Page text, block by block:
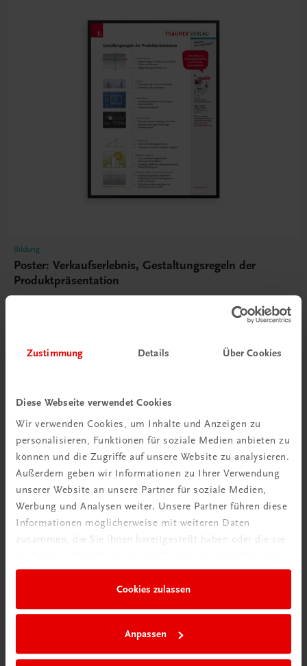
Zustimmung Details Über Cookies
Diese Webseite verwendet Cookies
Wir verwenden Cookies, um Inhalte und Anzeigen zu
personalisieren, Funktionen für soziale Medien anbieten zu
können und die Zugriffe auf unsere Website zu analysieren.
Außerdem geben wir Informationen zu Ihrer Verwendung
unserer Website an unsere Partner für soziale Medien,
Werbung und Analysen weiter. Unsere Partner führen diese
Informationen möglicherweise mit weiteren Daten
zusammen, die Sie ihnen bereitgestellt haben oder die sie
Cookies zulassen
Anpassen
Bildung
Poster: Verkaufserlebnis, Gestaltungsregeln der
Produktpräsentation
Poster: Verkaufserlebnis, Phasen des